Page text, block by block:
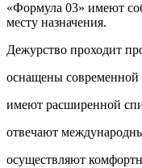
«Формула 03» имеют
месту назначения.
Дежурство проходит
оснащены современной
имеют расширенной
отвечают
осуществляют